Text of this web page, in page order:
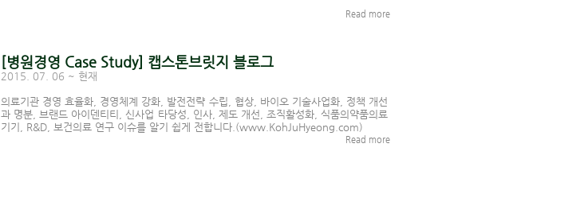
Read more
[병원경영 Case Study] 캡스톤브릿지 블로그
2015. 07. 06 ~ 현재
의료기관 경영 효율화, 경영체계 강화, 발전전략 수립, 협상, 바이오 기술사업화, 정책 개선
과 명분, 브랜드 아이덴티티, 신사업 타당성, 인사, 제도 개선, 조직활성화, 식품의약품의료
기기, R&D, 보건의료 연구 이슈를 알기 쉽게 전합니다.(www.KohJuHyeong.com)
Read more